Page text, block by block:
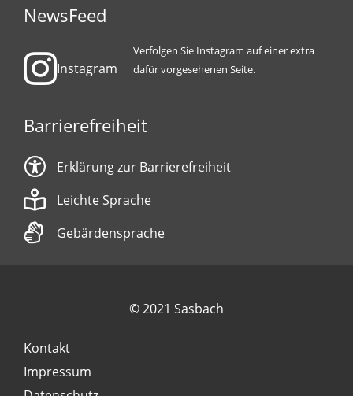
NewsFeed
Instagram
Verfolgen Sie Instagram auf einer extra
dafür vorgesehenen Seite.
Barrierefreiheit
Erklärung zur Barrierefreiheit
Leichte Sprache
Gebärdensprache
© 2021 Sasbach
Kontakt
Impressum